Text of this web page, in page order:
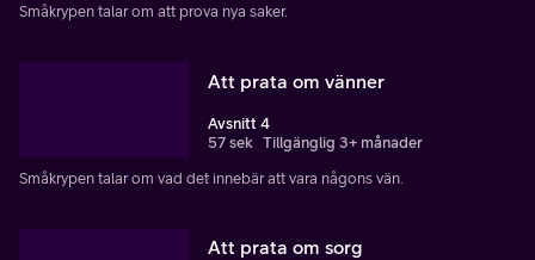
Småkrypen talar om att prova nya saker.
Att prata om vänner
Avsnitt 4
57 sek Tillgänglig 3+ månader
Småkrypen talar om vad det innebär att vara någons vän.
Att prata om sorg